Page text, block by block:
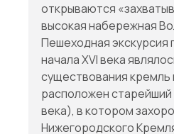
открываются
высокая набережная
Пешеходная
начала XVI века
существования кремль
расположен
века), в котором
Нижегородского